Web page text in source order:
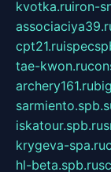
kvotka.ruiron-
cpt21.ru
tae-kwon.ru
archery161.ru
iskatour.spb.ru
krygeva-spa.ru
hl-beta.spb.ru